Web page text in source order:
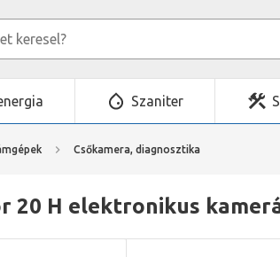
Szaniter
Csőkamera, diagnosztika
20 H elektronikus